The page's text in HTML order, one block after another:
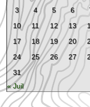
3
4 5 6
10
11 12 13
17
18 19 20
24
25 26 27
31
« Juil